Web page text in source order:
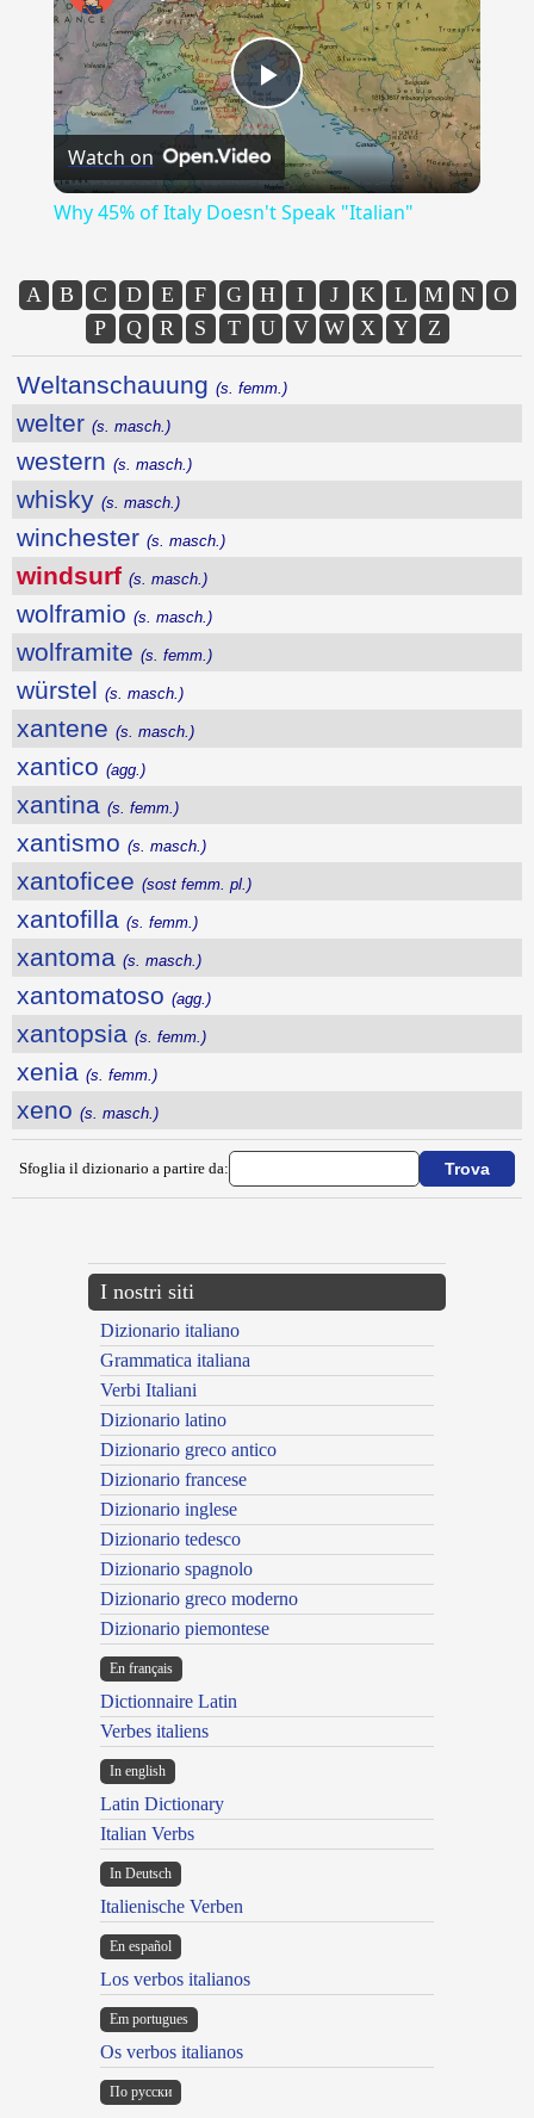
Play
Video
Watch on
Why 45% of Italy Doesn't Speak "Italian"
A B C D E F G H I J K L M N
O
P
Q R S T U V W X Y Z
Weltanschauung (s. femm.)
welter (s. masch.)
western (s. masch.)
whisky (s. masch.)
winchester (s. masch.)
windsurf (s. masch.)
wolframio (s. masch.)
wolframite (s. femm.)
würstel (s. masch.)
xantene (s. masch.)
xantico (agg.)
xantina (s. femm.)
xantismo (s. masch.)
xantoficee (sost femm. pl.)
xantofilla (s. femm.)
xantoma (s. masch.)
xantomatoso (agg.)
xantopsia (s. femm.)
xenia (s. femm.)
xeno (s. masch.)
Sfoglia il dizionario a partire da:
I nostri siti
Dizionario italiano
Grammatica italiana
Verbi Italiani
Dizionario latino
Dizionario greco antico
Dizionario francese
Dizionario inglese
Dizionario tedesco
Dizionario spagnolo
Dizionario greco moderno
Dizionario piemontese
En français
Dictionnaire Latin
Verbes italiens
In english
Latin Dictionary
Italian Verbs
In Deutsch
Italienische Verben
En español
Los verbos italianos
Em portugues
Os verbos italianos
По русски